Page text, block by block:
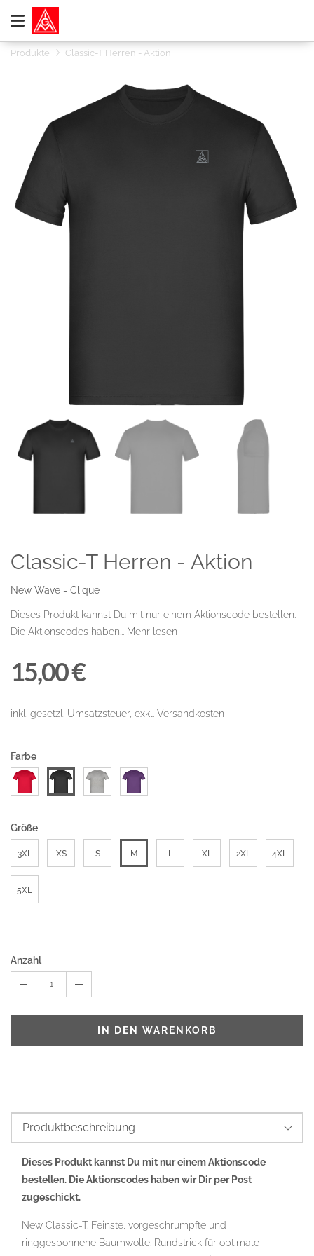
Produkte Classic-T Herren - Aktion
Classic-T Herren - Aktion
New Wave - Clique
Dieses Produkt kannst Du mit nur einem Aktionscode bestellen.
Die Aktionscodes haben...
Mehr lesen
15,00 €
inkl. gesetzl. Umsatzsteuer, exkl. Versandkosten
Farbe
Größe
3XL XS S M L XL 2XL 4XL
5XL
Anzahl
1
IN DEN WARENKORB
Produktbeschreibung
Dieses Produkt kannst Du mit nur einem Aktionscode
bestellen. Die Aktionscodes haben wir Dir per Post
zugeschickt.
New Classic-T. Feinste, vorgeschrumpfte und
ringgesponnene Baumwolle. Rundstrick für optimale